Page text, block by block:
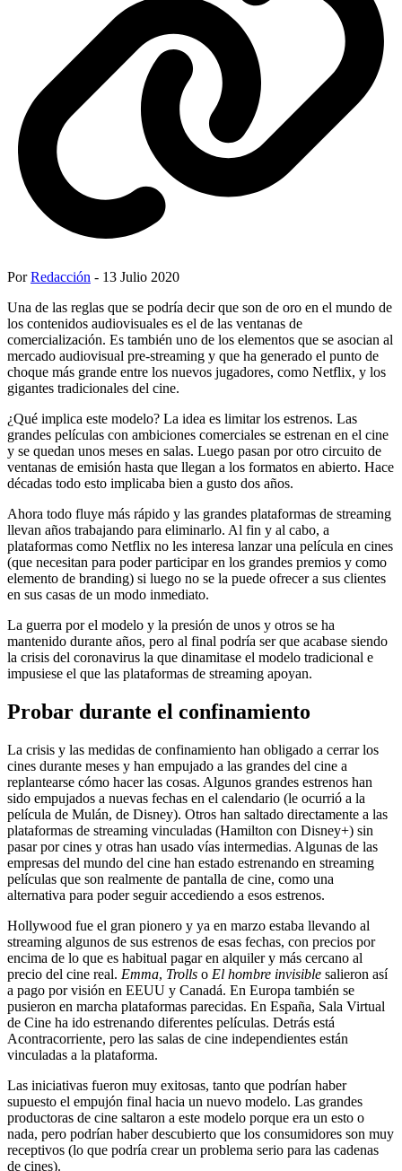
PorRedacción - 13 Julio 2020
Una de las reglas que se podría decir que son de oro en el mundo de
los contenidos audiovisuales es el de las ventanas de
comercialización. Es también uno de los elementos que se asocian al
mercado audiovisual pre-streaming y que ha generado el punto de
choque más grande entre los nuevos jugadores, como Netflix, y los
gigantes tradicionales del cine.
¿Qué implica este modelo? La idea es limitar los estrenos. Las
grandes películas con ambiciones comerciales se estrenan en el cine
y se quedan unos meses en salas. Luego pasan por otro circuito de
ventanas de emisión hasta que llegan a los formatos en abierto. Hace
décadas todo esto implicaba bien a gusto dos años.
Ahora todo fluye más rápido y las grandes plataformas de streaming
llevan años trabajando para eliminarlo. Al fin y al cabo, a
plataformas como Netflix no les interesa lanzar una película en cines
(que necesitan para poder participar en los grandes premios y como
elemento de branding) si luego no se la puede ofrecer a sus clientes
en sus casas de un modo inmediato.
La guerra por el modelo y la presión de unos y otros se ha
mantenido durante años, pero al final podría ser que acabase siendo
la crisis del coronavirus la que dinamitase el modelo tradicional e
impusiese el que las plataformas de streaming apoyan.
Probar durante el confinamiento
La crisis y las medidas de confinamiento han obligado a cerrar los
cines durante meses y han empujado a las grandes del cine a
replantearse cómo hacer las cosas. Algunos grandes estrenos han
sido empujados a nuevas fechas en el calendario (le ocurrió a la
película de Mulán, de Disney). Otros han saltado directamente a las
plataformas de streaming vinculadas (Hamilton con Disney+) sin
pasar por cines y otras han usado vías intermedias. Algunas de las
empresas del mundo del cine han estado estrenando en streaming
películas que son realmente de pantalla de cine, como una
alternativa para poder seguir accediendo a esos estrenos.
Hollywood fue el gran pionero y ya en marzo estaba llevando al
streaming algunos de sus estrenos de esas fechas, con precios por
encima de lo que es habitual pagar en alquiler y más cercano al
precio del cine real. Emma, Trolls o El hombre invisible salieron así
a pago por visión en EEUU y Canadá. En Europa también se
pusieron en marcha plataformas parecidas. En España, Sala Virtual
de Cine ha ido estrenando diferentes películas. Detrás está
Acontracorriente, pero las salas de cine independientes están
vinculadas a la plataforma.
Las iniciativas fueron muy exitosas, tanto que podrían haber
supuesto el empujón final hacia un nuevo modelo. Las grandes
productoras de cine saltaron a este modelo porque era un esto o
nada, pero podrían haber descubierto que los consumidores son muy
receptivos (lo que podría crear un problema serio para las cadenas
de cines).